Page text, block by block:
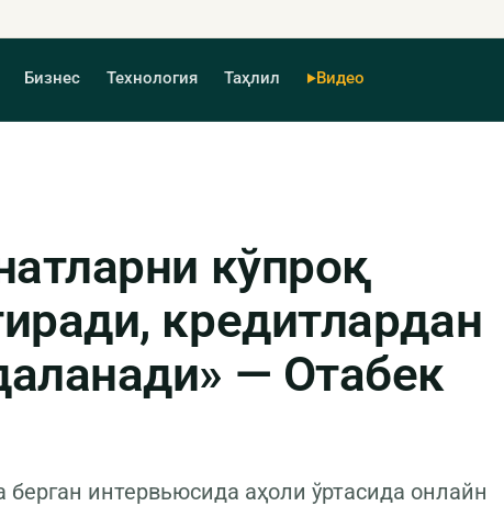
Бизнес Технология Таҳлил Видео
кўпроқ
кредитлардан
— Отабек
интервьюсида аҳоли ўртасида онлайн